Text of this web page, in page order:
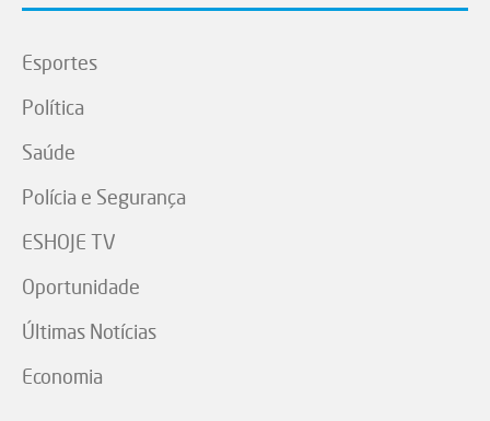
Esportes
Política
Saúde
Polícia e Segurança
ESHOJE TV
Oportunidade
Últimas Notícias
Economia